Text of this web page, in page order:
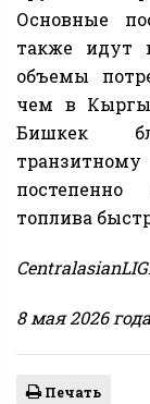
Основные
также идут
объемы
чем в
Бишкек
постепенно
топлива
8 мая 2026 года
Печать